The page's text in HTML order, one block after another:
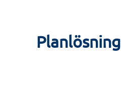
Planlösning